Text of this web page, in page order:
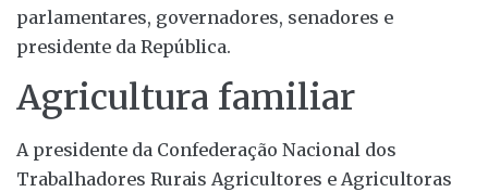
parlamentares, governadores, senadores e
presidente da República.
Agricultura familiar
A presidente da Confederação Nacional dos
Trabalhadores Rurais Agricultores e Agricultoras